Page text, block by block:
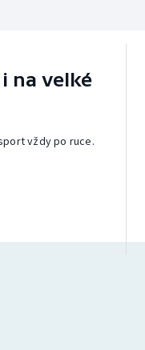
na velké
vždy po ruce.